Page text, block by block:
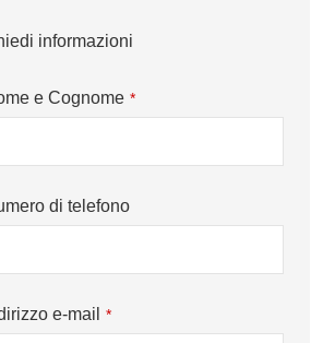
informazioni
e Cognome *
di telefono
e-mail *